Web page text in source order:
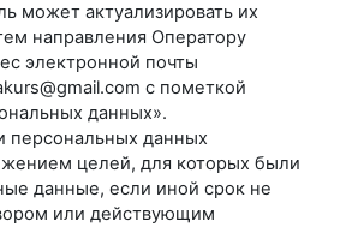
может актуализировать их
направления Оператору
электронной почты
с пометкой
данных».
персональных данных
целей, для которых были
данные, если иной срок не
или действующим